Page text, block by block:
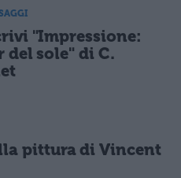
"Impressione:
del sole" di C.
pittura di Vincent